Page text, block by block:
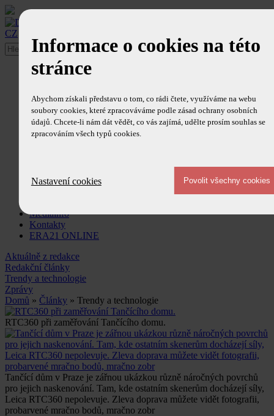
CZ
O časopise
Redakční rada
Ohlasy
Obsah časopisu
Články
Zprávy
Mediainfo
Kontakty
ERA21 ONLINE
Aktuálně z redakce
Redakční články
Trendy a technologie
Zprávy
Domů » Články » Trendy a technologie
RTC360 při zaměřování Tančícího domu.
Tančící dům v Praze je zářnou ukázkou různě náročných povrchů
pro jejich naskenování. Tam, kde ostatním skenerům docházejí síly,
Leica RTC360 nepolevuje. Zleva doprava můžete vidět fotografii,
probarvené mračno bodů, mračno zobr
Informace o cookies na této
stránce
Abychom získali představu o tom, co rádi čtete, využíváme na webu
soubory cookies, které zpracováváme podle zásad ochrany osobních
údajů. Chcete-li nám dát vědět, co vás zajímá, udělte prosím souhlas se
zpracováním všech typů cookies.
Nastavení cookies